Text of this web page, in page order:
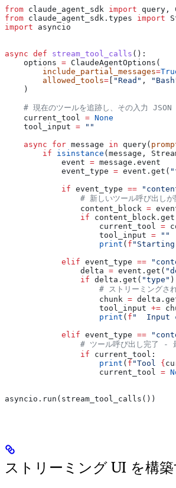
from claude_agent_sdk import query,
from claude_agent_sdk.types import
import asyncio
async def stream_tool_calls ():
    options
= ClaudeAgentOptions(
        include_partial_messages
=
        allowed_tools
= [ "Read" ,
    )
# 現在のツールを追跡し、その入力 JSON
    current_tool
= None
    tool_input
= ""
    async
for message in query(
        if
isinstance (message,
            event
= message.event
            event_type
= event.get(
            if
event_type ==
# 新しいツール呼び出しが
                content_block
=
                if
                    current_tool
=
                    tool_input
= ""
                    print
( f
            elif
event_type ==
                delta
= event.get(
                if
delta.get( "type" )
# ストリーミングさ
                    chunk
=
                    tool_input
+=
                    print
( f "  Input
            elif
event_type ==
# ツール呼び出し完了 -
                if
current_tool:
                    print
( f "Tool {
                    current_tool
=
asyncio.run(stream_tool_calls())
ストリーミング UI を構築